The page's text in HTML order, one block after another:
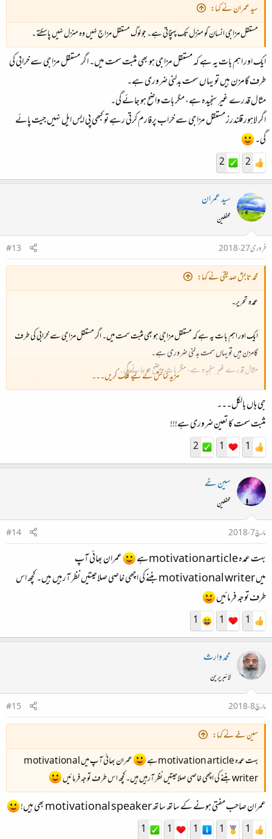
سید عمران نے کہا:
مستقل مزاجی انسان کو منزل تک پہنچاتی ہے۔ جو لوگ مستقل مزاج نہیں وہ منزل نہیں پاسکتے ۔
ایک اور اہم بات یہ ہے کہ مستقل مزاجی ہو بھی مثبت سمت میں۔ اگر مستقل مزاجی سے خرابی کی
طرف گامزن ہیں تو یہاں سمت بدلنی ضروری ہے۔
مثال قدرے غیر سنجیدہ ہے، مگر بات واضح ہو جائے گی۔
اگر لاہور قلندرز مستقل مزاجی سے خراب پرفارم کرتی رہے تو کبھی پی ایس ایل نہیں جیت پائے
گی۔
2
2
سید عمران
محفلین
فروری 27، 2018
#13
محمد تابش صدیقی نے کہا:
عمدہ تحریر۔
ایک اور اہم بات یہ ہے کہ مستقل مزاجی ہو بھی مثبت سمت میں۔ اگر مستقل مزاجی سے خرابی کی طرف
گامزن ہیں تو یہاں سمت بدلنی ضروری ہے۔
مثال قدرے غیر سنجیدہ ہے، مگر بات واضح ہو جائے گی۔
اگر لاہور قلندرز مستقل مزاجی سے خراب پرفارم کرتی رہے تو کبھی پی ایس ایل نہیں جیت پائے گی۔
مزید نمائش کے لیے کلک کریں۔۔۔
جی ہاں بالکل۔۔۔
مثبت سمت کا تعین ضروری ہے!!!
1
1
2
سین خے
محفلین
مارچ 7، 2018
#14
بہت عمدہ motivation articleہے
عمران بھائی آپ
میں motivational writer بننے کی اچھی خاصی صلاحیتیں نظر آرہیں ہیں۔ کچھ اس
طرف توجہ فرمائیں
1
1
1
محمد وارث
لائبریرین
مارچ 8، 2018
#15
سین خے نے کہا:
بہت عمدہ motivation articleہے
عمران بھائی آپ میں motivational
writer بننے کی اچھی خاصی صلاحیتیں نظر آرہیں ہیں۔ کچھ اس طرف توجہ فرمائیں
عمران صاحب مفتی ہونے کے ساتھ ساتھ motivational speaker بھی ہیں!
1
1
1
1
1